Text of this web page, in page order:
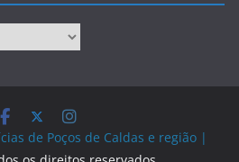
de Poços de Caldas e região |